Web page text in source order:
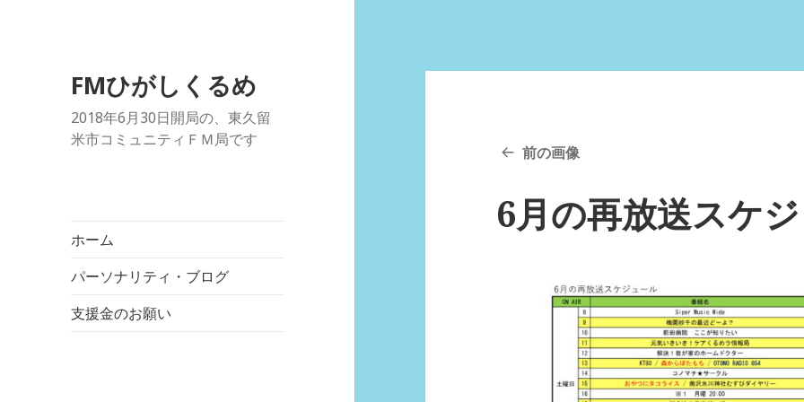
FMひがしくるめ
2018年6月30日開局の、東久留
米市コミュニティＦＭ局です
ホーム
パーソナリティ・ブログ
支援金のお願い
前の画像
6月の再放送スケ